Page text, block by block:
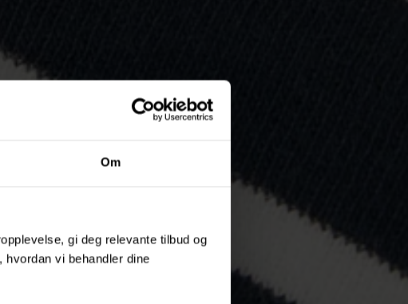
Om
gi deg relevante tilbud og
, hvordan vi behandler dine